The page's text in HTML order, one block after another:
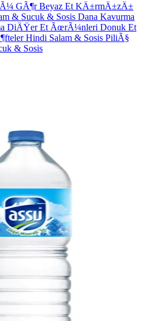
GÃ¶rBeyaz Et KÄ±rmÄ±zÄ±
& Sucuk & Sosis Dana Kavurma
DiÄŸer Et ÃœrÃ¼nleri Donuk Et
Hindi Salam & Sosis PiliÃ§
& Sosis